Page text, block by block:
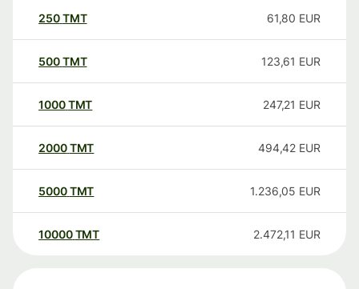
250TMT 61,80 EUR
500TMT 123,61 EUR
1000TMT 247,21 EUR
2000TMT 494,42 EUR
5000TMT 1.236,05 EUR
10000 TMT 2.472,11 EUR